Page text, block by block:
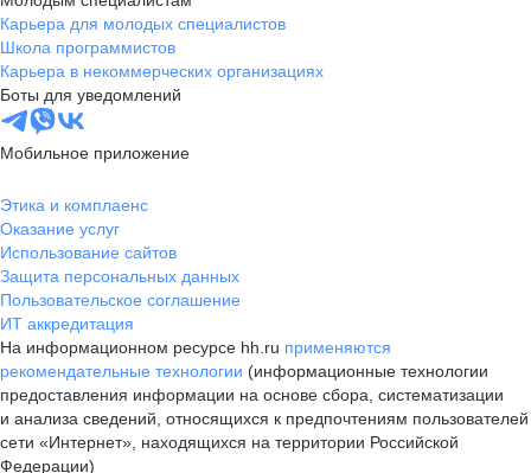
Карьера для молодых специалистов
Школа программистов
Карьера в некоммерческих организациях
Боты для уведомлений
Мобильное приложение
Этика и комплаенс
Оказание услуг
Использование сайтов
Защита персональных данных
Пользовательское соглашение
ИТ аккредитация
На информационном ресурсе hh.ru применяются
рекомендательные технологии (информационные технологии
предоставления информации на основе сбора, систематизации
и анализа сведений, относящихся к предпочтениям пользователей
сети «Интернет», находящихся на территории Российской
Федерации)